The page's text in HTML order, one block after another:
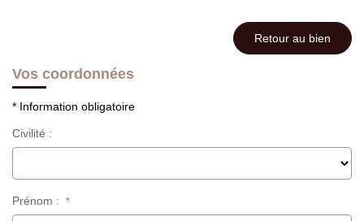
Retour au bien
Vos coordonnées
* Information obligatoire
Civilité :
Prénom : *